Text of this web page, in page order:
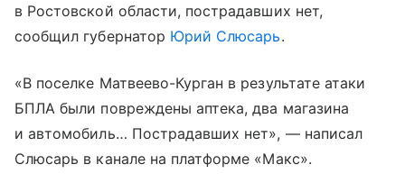
в Ростовской области, пострадавших нет,
сообщил губернатор Юрий Слюсарь.
«В поселке Матвеево-Курган в результате атаки
БПЛА были повреждены аптека, два магазина
и автомобиль… Пострадавших нет», — написал
Слюсарь в канале на платформе «Макс».